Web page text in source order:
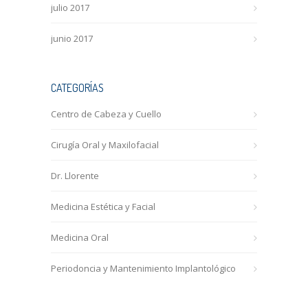
julio 2017
junio 2017
CATEGORÍAS
Centro de Cabeza y Cuello
Cirugía Oral y Maxilofacial
Dr. Llorente
Medicina Estética y Facial
Medicina Oral
Periodoncia y Mantenimiento Implantológico